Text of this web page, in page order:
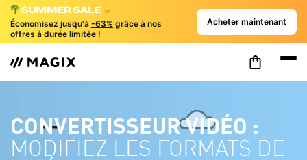
Économisez jusqu'à -63% grâce à nos
offres à durée limitée !
Acheter maintenant
CONVERTISSEUR VIDÉO :
MODIFIEZ LES FORMATS DE